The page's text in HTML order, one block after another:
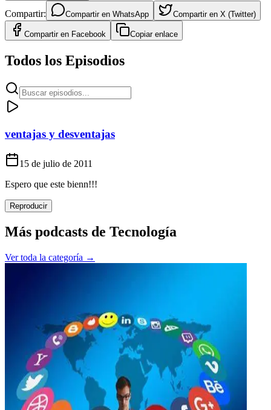
Compartir: Compartir en WhatsApp Compartir en X (Twitter)
Compartir en Facebook Copiar enlace
Todos los Episodios
ventajas y desventajas
15 de julio de 2011
Espero que este bienn!!!
Reproducir
Más podcasts de Tecnología
Ver toda la categoría →